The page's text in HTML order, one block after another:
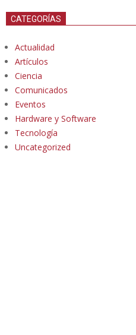
CATEGORÍAS
Actualidad
Artículos
Ciencia
Comunicados
Eventos
Hardware y Software
Tecnología
Uncategorized